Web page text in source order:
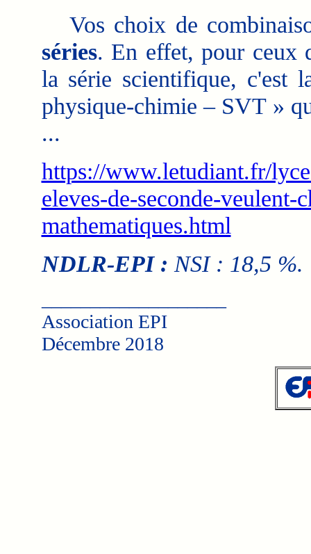
Vos choix de
séries. En effet, pour ceux
la série scientifique, c'est
physique-chimie – SVT »
...
https://www.letudiant.fr/
eleves-de-seconde-veulent-
mathematiques.html
NDLR-EPI : NSI : 18,5 %.
Association EPI
Décembre 2018